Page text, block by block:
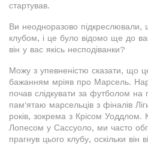
стартував.
Ви неодноразово
клубом, і це було відомо ще до
він у вас якісь несподіванки?
Можу з упевненістю сказати, що
бажанням мріяв про Марсель.
почав слідкувати за футболом на
пам'ятаю марсельців з фіналів
років, зокрема з Крісом Уоддлом.
Лопесом у Сассуоло, ми часто
прагнув цього клубу, оскільки